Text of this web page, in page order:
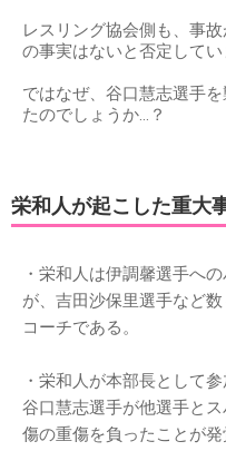
レスリング協会側も、事
の事実はないと否定してい
ではなぜ、谷口慧志選手
たのでしょうか…？
栄和人が起こした重大
・栄和人は伊調馨選手へ
が、吉田沙保里選手など
コーチである。
・栄和人が本部長として
谷口慧志選手が他選手と
傷の重傷を負ったことが発